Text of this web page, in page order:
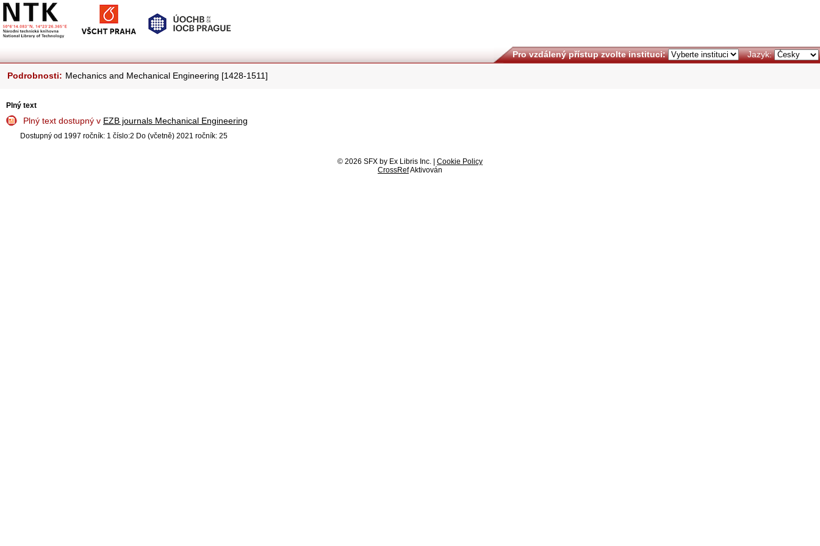
Pro vzdálený přístup zvolte instituci: Jazyk:
Podrobnosti: Mechanics and Mechanical Engineering [1428-1511]
Plný text
Plný text dostupný v EZB journals Mechanical Engineering
Dostupný od 1997 ročník: 1 číslo:2 Do (včetně) 2021 ročník: 25
© 2026 SFX by Ex Libris Inc. | Cookie Policy
CrossRefAktivován